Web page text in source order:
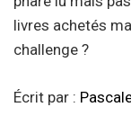
livres achetés
challenge ?
Écrit par :